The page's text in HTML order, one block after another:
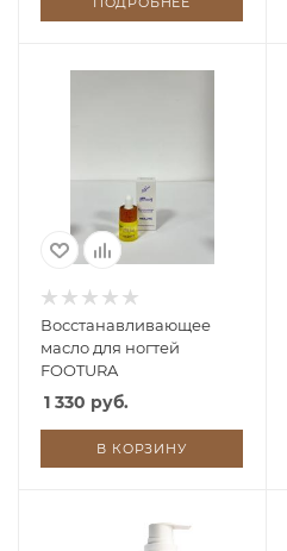
Восстанавливающее
масло для ногтей
FOOTURA
1 330 руб.
В КОРЗИНУ